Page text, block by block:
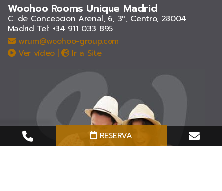
RESERVA
Woohoo Rooms Unique Madrid
C. de Concepcion Arenal, 6, 3º, Centro, 28004
Madrid Tel: +34 911 033 895
wrum@woohoo-group.com
Ver vídeo | Ir a Site